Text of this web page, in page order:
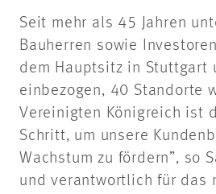
Seit mehr als 45 Jahren
Bauherren sowie
dem Hauptsitz in Stuttgart
einbezogen, 40 Standorte
Vereinigten Königreich ist
Schritt, um unsere
Wachstum zu fördern”, so
und verantwortlich für das